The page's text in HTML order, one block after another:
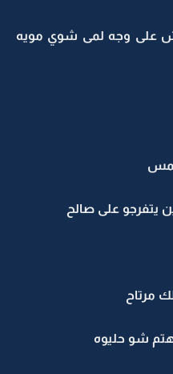
على وجه لمى شوي مويه
يتفرجو على صالح
مرتاح
شو حليوه